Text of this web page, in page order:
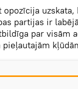
opozīcija
partijas ir
par visām
pieļautajām